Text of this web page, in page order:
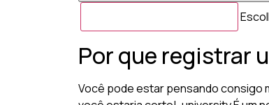
Por que registrar
Você pode estar pensando consigo